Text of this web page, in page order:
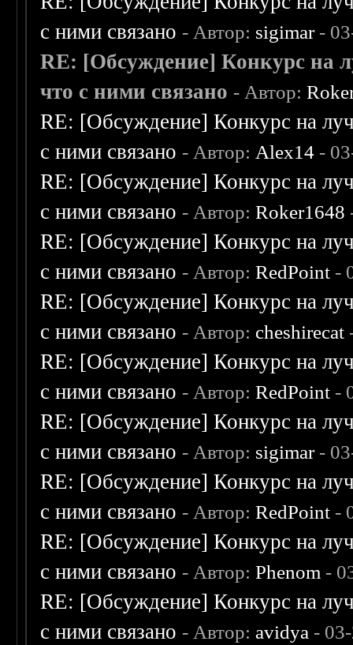
с ними связано - Автор: sigimar-
RE: [Обсуждение] Конкурс на
что с ними связано - Автор:
RE: [Обсуждение] Конкурс на
с ними связано - Автор: Alex14 -
RE: [Обсуждение] Конкурс на
с ними связано - Автор:Roker1648
RE: [Обсуждение] Конкурс на
с ними связано - Автор:RedPoint -
RE: [Обсуждение] Конкурс на
с ними связано - Автор: cheshirecat
RE: [Обсуждение] Конкурс на
с ними связано - Автор:RedPoint -
RE: [Обсуждение] Конкурс на
с ними связано - Автор: sigimar-
RE: [Обсуждение] Конкурс на
с ними связано - Автор:RedPoint -
RE: [Обсуждение] Конкурс на
с ними связано - Автор:Phenom -
RE: [Обсуждение] Конкурс на
с ними связано - Автор: avidya -